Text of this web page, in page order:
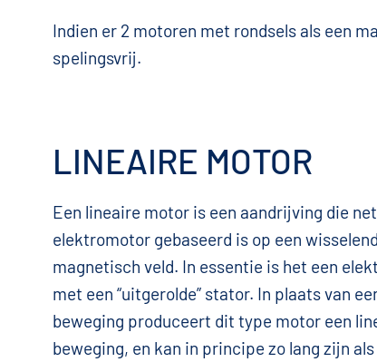
Indien er 2 motoren met rondsels als een
spelingsvrij.
LINEAIRE MOTOR
Een lineaire motor is een aandrijving die
elektromotor gebaseerd is op een wisselend
magnetisch veld. In essentie is het een
met een “uitgerolde” stator. In plaats van
beweging produceert dit type motor een
beweging, en kan in principe zo lang zijn